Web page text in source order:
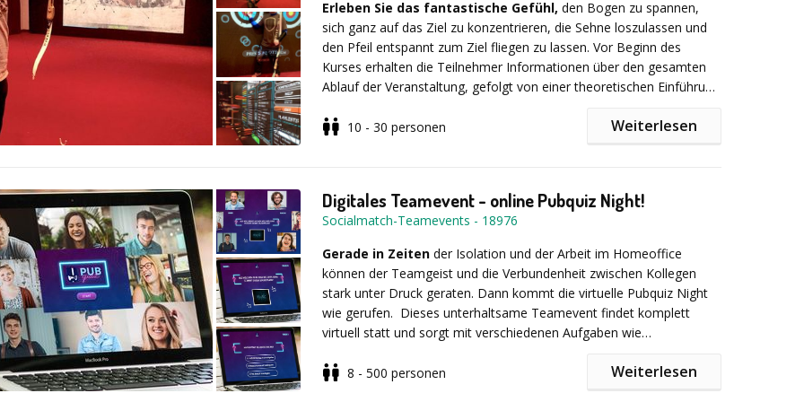
Mitarbeitende oder Führungskräfte – unsere maßgeschneiderten
Konzepte sorgen dafür, dass jede Zielgruppe die passenden Impulse
erhält, um gemeinsam zu wachsen. Schaffen Sie unvergessliche
Erlebnisse und stärken Sie die Bindung Ihrer Mitarbeiter an Ihr
Unternehmen.
Unsere Teambuilding-Highlights:
Graffiti Challenge
Kettenreaktion Konstruktion
Teamopoly
Superhelden-Challenge
… und viele weitere kreative Ideen
Erleben Sie das fantastische Gefühl, den Bogen zu spannen,
sich ganz auf das Ziel zu konzentrieren, die Sehne loszulassen und
den Pfeil entspannt zum Ziel fliegen zu lassen. Vor Beginn des
Kurses erhalten die Teilnehmer Informationen über den gesamten
Ablauf der Veranstaltung, gefolgt von einer theoretischen Einführung
Meister im Bogenschießen, Tipps zur Verbesserung Ihrer
Schießtechnik gebe.
ab € 47,- pro Person
10 - 30 personen Weiterlesen
Digitales Teamevent - online Pubquiz Night!
Socialmatch-Teamevents - 18976
Gerade in Zeiten der Isolation und der Arbeit im Homeoffice
können der Teamgeist und die Verbundenheit zwischen Kollegen
stark unter Druck geraten. Dann kommt die virtuelle Pubquiz Night
wie gerufen. Dieses unterhaltsame Teamevent findet komplett
virtuell statt und sorgt mit verschiedenen Aufgaben wie
Bilder erkennen usw. für einen ordentlichen Motivationsschub, viel
8 - 500 personen Weiterlesen